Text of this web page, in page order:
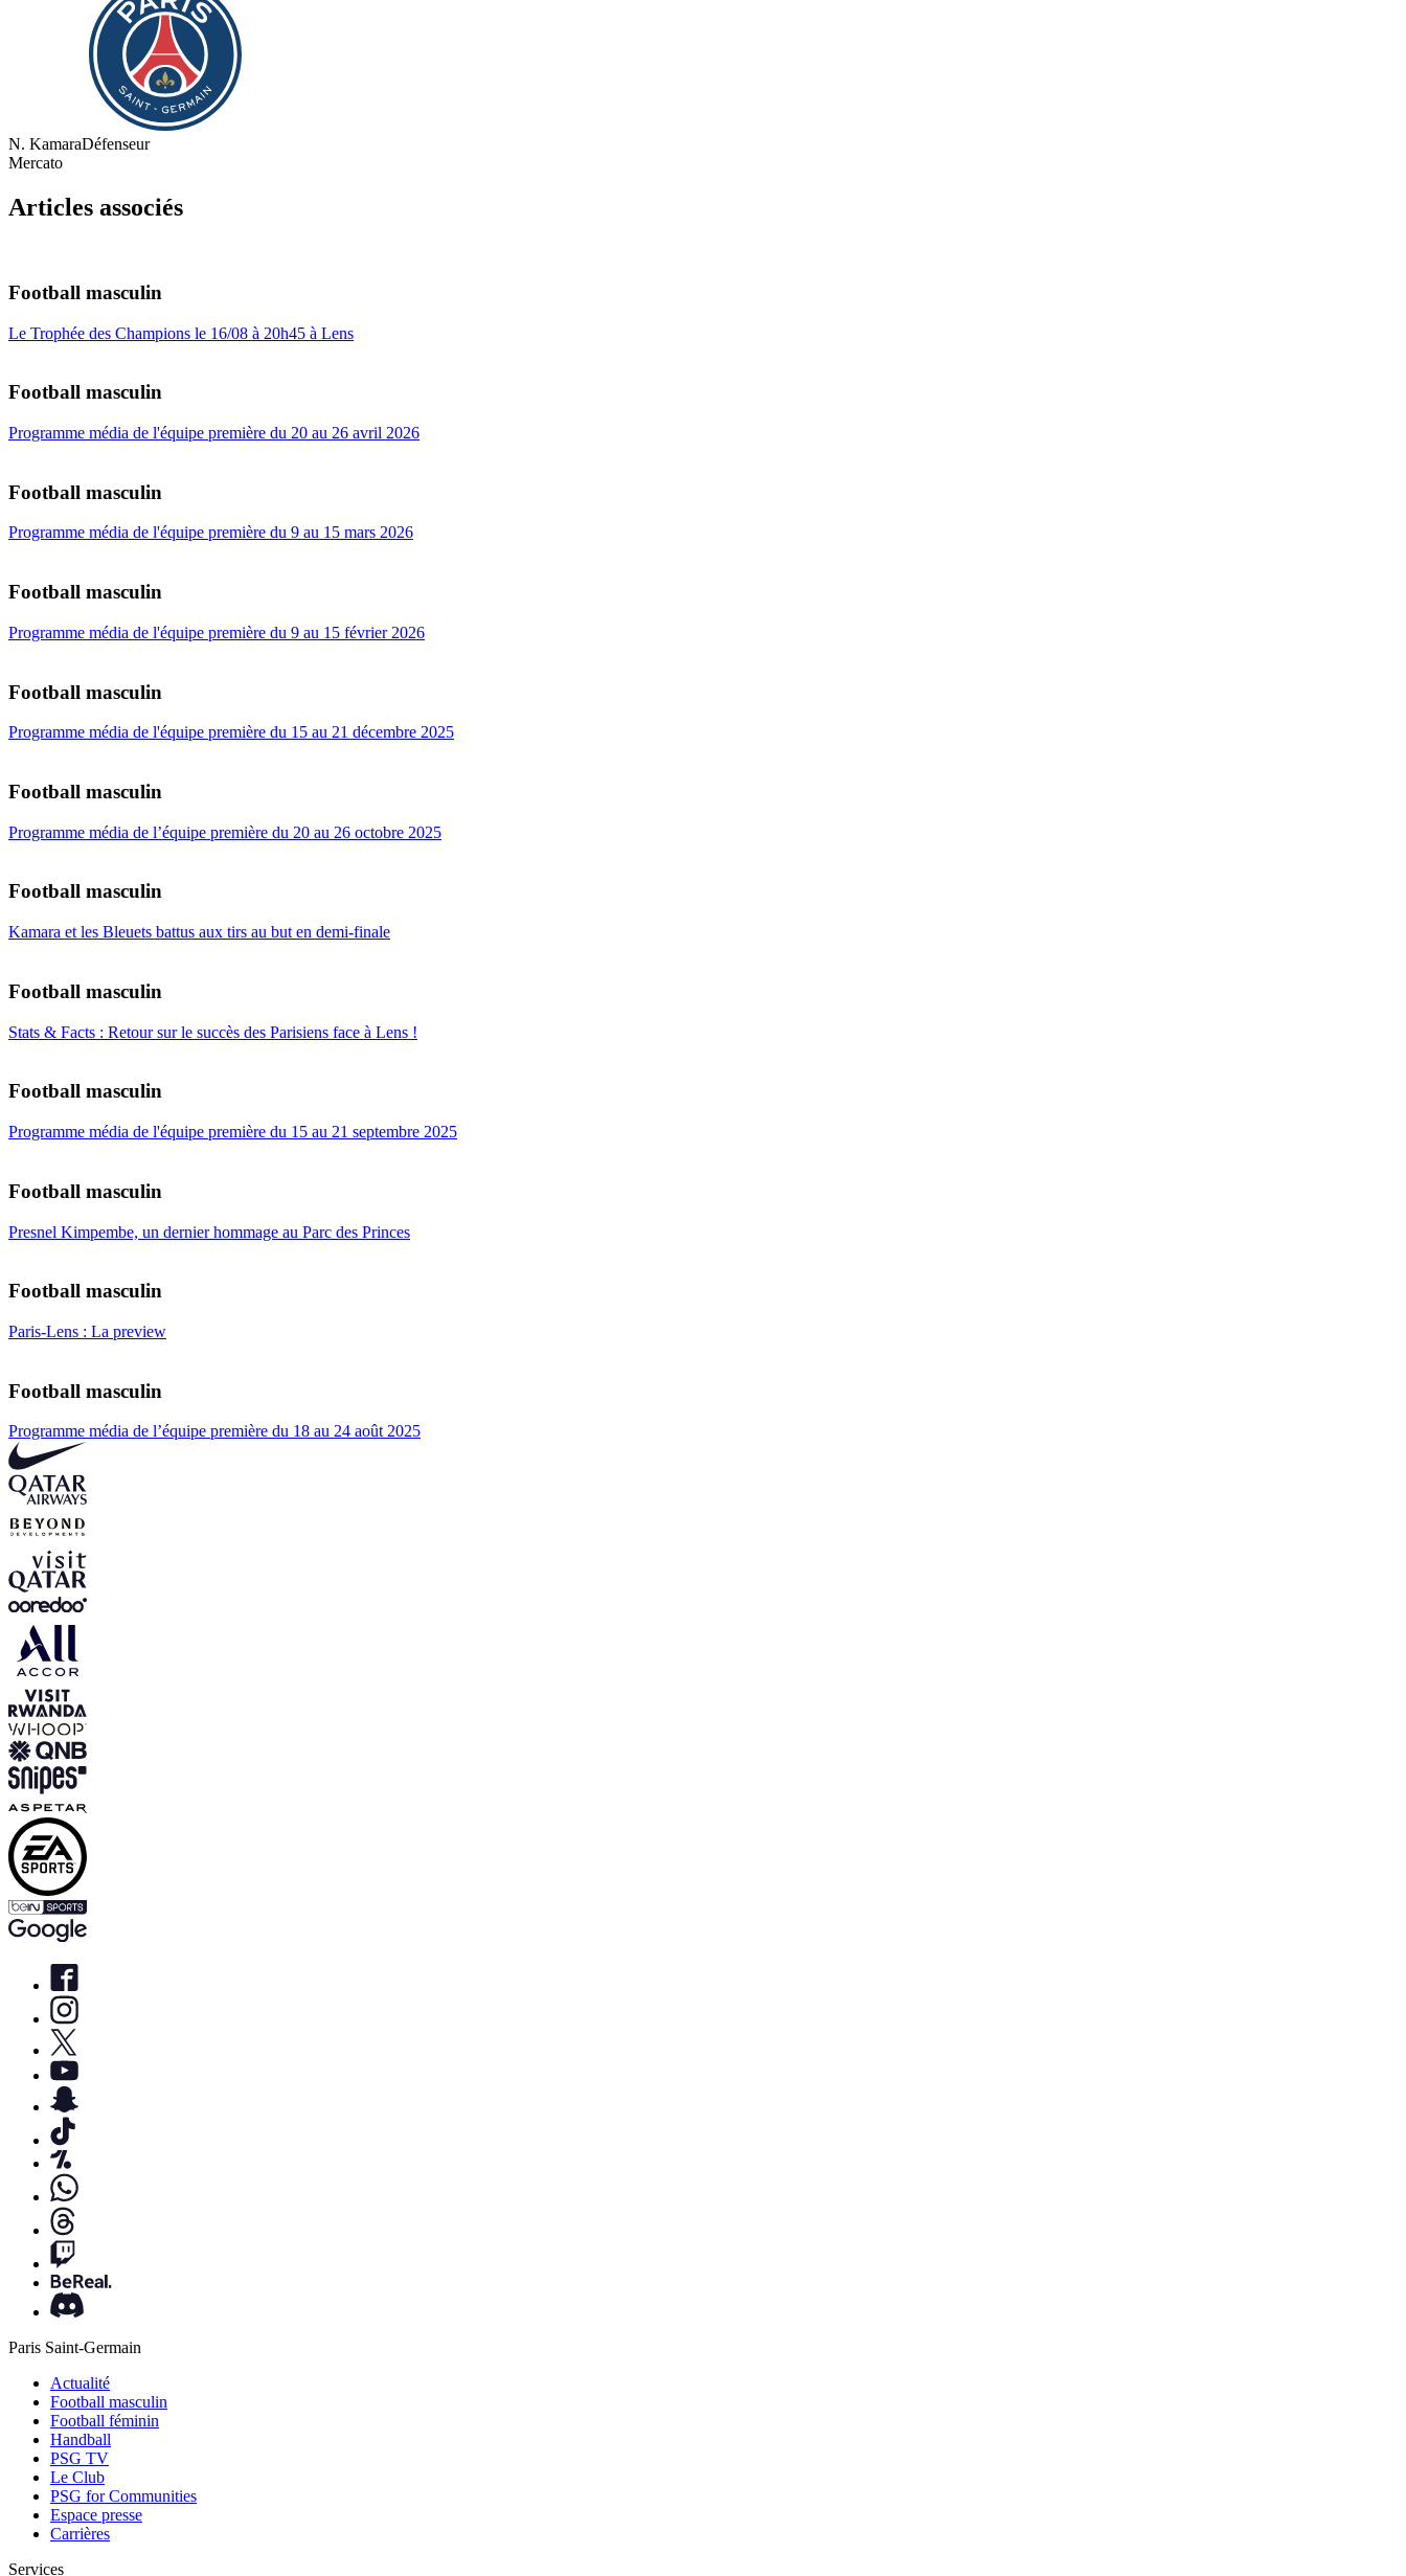
N. KamaraDéfenseur
Mercato
Articles associés
Football masculin
Le Trophée des Champions le 16/08 à 20h45 à Lens
Football masculin
Programme média de l'équipe première du 20 au 26 avril 2026
Football masculin
Programme média de l'équipe première du 9 au 15 mars 2026
Football masculin
Programme média de l'équipe première du 9 au 15 février 2026
Football masculin
Programme média de l'équipe première du 15 au 21 décembre 2025
Football masculin
Programme média de l’équipe première du 20 au 26 octobre 2025
Football masculin
Kamara et les Bleuets battus aux tirs au but en demi-finale
Football masculin
Stats & Facts : Retour sur le succès des Parisiens face à Lens !
Football masculin
Programme média de l'équipe première du 15 au 21 septembre 2025
Football masculin
Presnel Kimpembe, un dernier hommage au Parc des Princes
Football masculin
Paris-Lens : La preview
Football masculin
Programme média de l’équipe première du 18 au 24 août 2025
Paris Saint-Germain
Actualité
Football masculin
Football féminin
Handball
PSG TV
Le Club
PSG for Communities
Espace presse
Carrières
Services